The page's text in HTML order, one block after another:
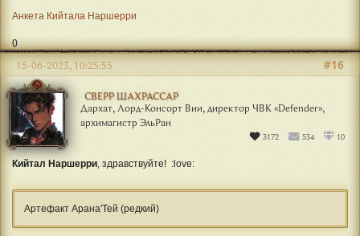
Анкета Кийтала Наршерри
0
СВЕРР ШАХРАССАР
Дархат, Лорд-Консорт Вии, директор ЧВК «Defender»,
архимагистр ЭльРан
3172 534 10
#16
15-06-2023, 10:25:55
Кийтал Наршерри, здравствуйте! :love:
Артефакт Арана'Тей (редкий)